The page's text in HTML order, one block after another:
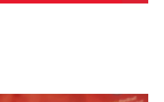
ISOTS 16949德文